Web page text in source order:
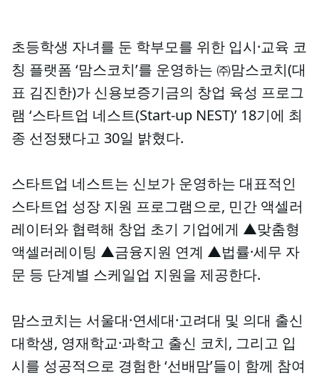
초등학생 자녀를 둔 학부모를 위한 입시·교육 코
칭 플랫폼 ‘맘스코치’를 운영하는 ㈜맘스코치(대
표 김진한)가 신용보증기금의 창업 육성 프로그
램 ‘스타트업 네스트(Start-up NEST)’ 18기에 최
종 선정됐다고 30일 밝혔다.
스타트업 네스트는 신보가 운영하는 대표적인
스타트업 성장 지원 프로그램으로, 민간 액셀러
레이터와 협력해 창업 초기 기업에게 ▲맞춤형
액셀러레이팅 ▲금융지원 연계 ▲법률·세무 자
문 등 단계별 스케일업 지원을 제공한다.
맘스코치는 서울대·연세대·고려대 및 의대 출신
대학생, 영재학교·과학고 출신 코치, 그리고 입
시를 성공적으로 경험한 ‘선배맘’들이 함께 참여